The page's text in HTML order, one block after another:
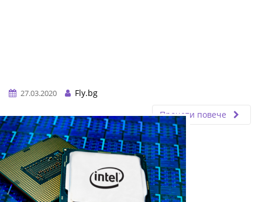
27.03.2020
Fly.bg
Прочети повече